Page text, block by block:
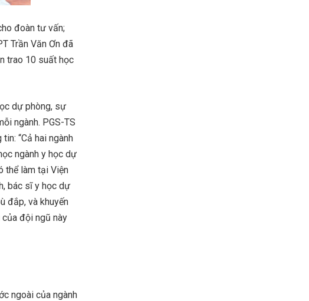
đoàn tư vấn;
Trần Văn Ơn đã
trao 10 suất học
dự phòng, sự
ngành. PGS-TS
“Cả hai ngành
ngành y học dự
thể làm tại Viện
bác sĩ y học dự
đắp, và khuyến
đội ngũ này
ngoài của ngành